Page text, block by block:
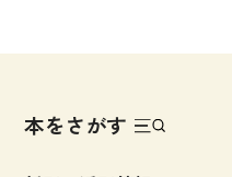
本をさがす